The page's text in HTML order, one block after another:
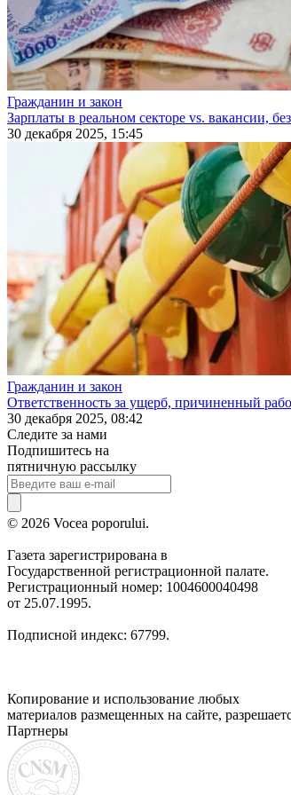
Гражданин и закон
Зарплаты в реальном секторе vs. вакансии,
30 декабря 2025, 15:45
Гражданин и закон
Ответственность за ущерб, причиненный
30 декабря 2025, 08:42
Следите за нами
Подпишитесь на
пятничную рассылку
© 2026 Vocea poporului.
Газета зарегистрирована в
Государственной регистрационной палате.
Регистрационный номер: 1004600040498
от 25.07.1995.
Подписной индекс: 67799.
Копирование и использование любых
материалов размещенных на сайте,
Партнеры